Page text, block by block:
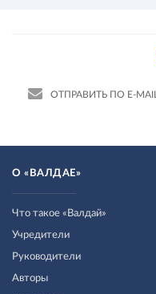
ОТПРАВИТЬ ПО E-MAIL
О «ВАЛДАЕ»
Что такое «Валдай»
Учредители
Руководители
Авторы